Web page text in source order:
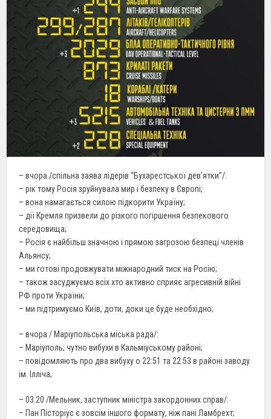
– вчора /спільна заява лідерів “Бухарестської дев’ятки”/:
– рік тому Росія зруйнувала мир і безпеку в Європі;
– вона намагається силою підкорити Україну;
– дії Кремля призвели до різкого погіршення безпекового
середовища;
– Росія є найбільш значною і прямою загрозою безпеці членів
Альянсу;
– ми готові продовжувати міжнародний тиск на Росію;
– також засуджуємо всіх хто активно сприяє агресивній війні
РФ проти України;
– ми підтримуємо Київ, доти, доки це буде необхідно;
– вчора / Маріупольська міська рада/:
– Маріуполь; чутно вибухи в Кальміуському районі;
– повідомляють про два вибуху о 22:51 та 22:53 в районі заводу
ім. Ілліча;
– 03.20 /Мельник, заступник міністра закордонних справ/:
– Пан Пісторіус є зовсім іншого формату, ніж пані Ламбрехт;